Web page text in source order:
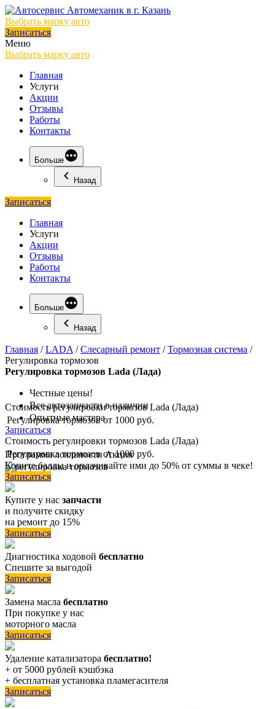
Выбрать марку авто
Записаться
Меню
Выбрать марку авто
Главная
Услуги
Акции
Отзывы
Работы
Контакты
Больше
Назад
Записаться
Главная
Услуги
Акции
Отзывы
Работы
Контакты
Больше
Назад
Главная /LADA /Слесарный ремонт /Тормозная система /
Регулировка тормозов
Регулировка тормозов Lada (Лада)
Честные цены!
Все автозапчасти в наличии
Опытные мастера
Записаться
Стоимость регулировки тормозов Lada (Лада)
Регулировка тормозов от 1000 руб.
Стоимость регулировки тормозов Lada (Лада)
Регулировка тормозов от 1000 руб.
ПрограммалояльностиАкция
Копите баллы и оплачивайте ими до 50% от суммы в чеке!
Записаться
Купите у нас запчасти
и получите скидку
на ремонт до 15%
Записаться
Диагностика ходовой бесплатно
Спешите за выгодой
Записаться
Замена масла бесплатно
При покупке у нас
моторного масла
Записаться
Удаление катализатора бесплатно!
+ от 5000 рублей кэшбэка
+ бесплатная установка пламегасителя
Записаться